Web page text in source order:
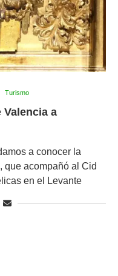
Turismo
Valencia a
a conocer la
que acompañó al Cid
en el Levante